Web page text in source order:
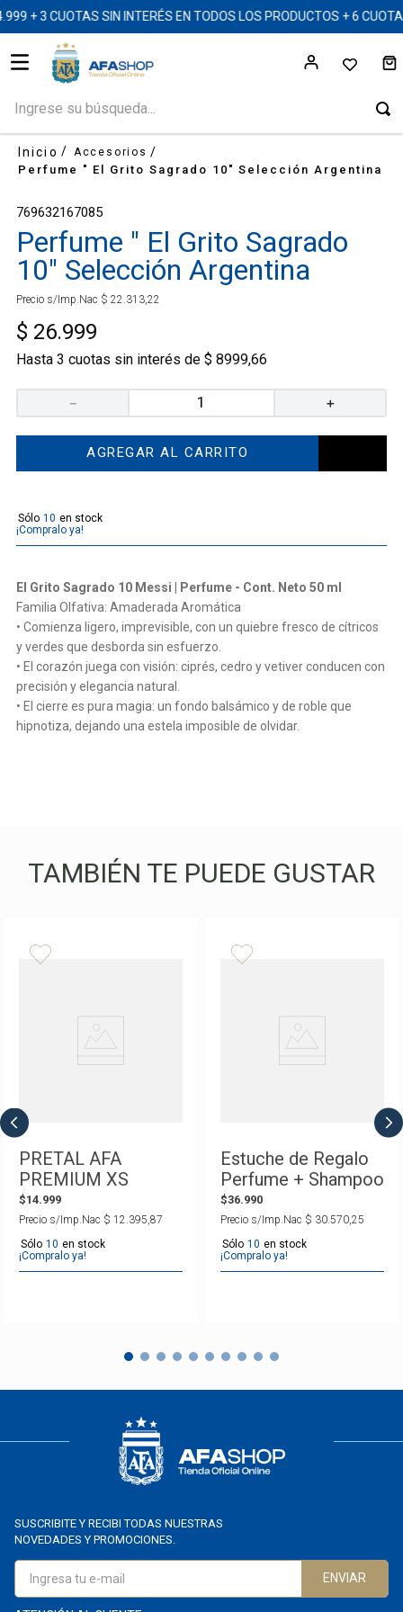
+ 3 CUOTAS SIN INTERÉS EN TODOS LOS PRODUCTOS + 6
Accesorios
Perfume " El Grito Sagrado 10" Selección Argentina
769632167085
Perfume " El Grito Sagrado
10" Selección Argentina
Precio s/Imp.Nac $ 22 313 22
$ 26.999
Hasta 3 cuotas sin interés de $ 8999,66
＋
－
AGREGAR AL CARRITO
10
¡Compralo ya!
El Grito Sagrado 10 Messi | Perfume - Cont. Neto 50 ml
Familia Olfativa: Amaderada Aromática
• Comienza ligero, imprevisible, con un quiebre fresco de cítricos
y verdes que desborda sin esfuerzo.
• El corazón juega con visión: ciprés, cedro y vetiver conducen con
precisión y elegancia natural.
• El cierre es pura magia: un fondo balsámico y de roble que
hipnotiza, dejando una estela imposible de olvidar.
TAMBIÉN TE PUEDE GUSTAR
PRETAL AFA
PREMIUM XS
$14.999
Precio s/Imp.Nac $ 12 395 87
10
¡Compralo ya!
Estuche de Regalo
Perfume + Shampoo
" El Grito Sagrado
23" Selección
Argentina
$36.990
Precio s/Imp.Nac $ 30 570 25
10
¡Compralo ya!
SUSCRIBITE Y RECIBI TODAS NUESTRAS
NOVEDADES Y PROMOCIONES.
ENVIAR